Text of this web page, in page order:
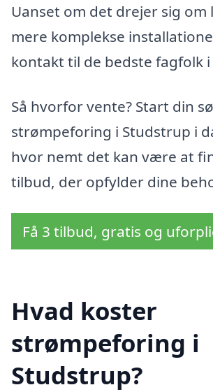
Uanset om det drejer sig om
mere komplekse
kontakt til de bedste fagfolk
Så hvorfor vente? Start din
strømpeforing i Studstrup i
hvor nemt det kan være at
tilbud, der opfylder dine
Få 3 tilbud, gratis og
Hvad koster
strømpeforing i
Studstrup?